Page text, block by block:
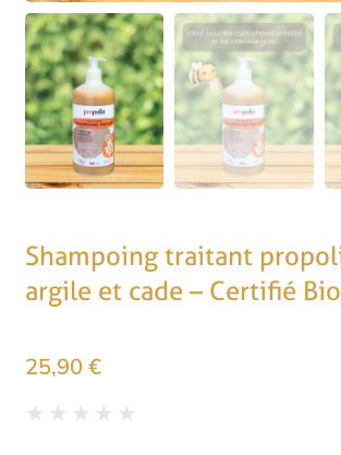
Shampoing traitant
argile et cade – Certifié Bio
25,90 €
★ ★ ★ ★ ★